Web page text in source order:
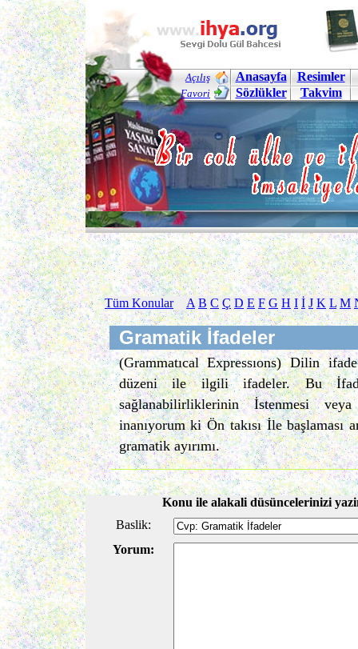
Açılış
Favori
Anasayfa
Resimler
Sözlükler
Takvim
Tüm Konular A B C Ç D E F G H I İ J K L M
Gramatik İfadeler
(Grammatıcal Expressıons) Dilin
düzeni ile ilgili ifadeler. Bu
sağlanabilirliklerinin İstenmesi
inanıyorum ki Ön takısı İle başlaması
gramatik ayırımı.
Konu ile alakali düsüncelerinizi
Baslik:
Yorum: